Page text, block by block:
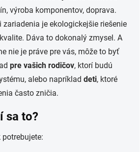
výroba komponentov, doprava.
zariadenia je ekologickejšie riešenie
Dáva to dokonalý zmysel. A
nie je práve pre vás, môže to byť
pre vašich rodičov, ktorí budú
alebo napríklad deti, ktoré
často zničia.
sa to?
potrebujete: